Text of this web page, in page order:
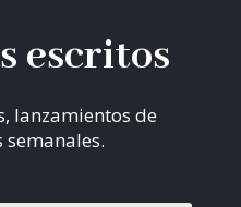
escritos
lanzamientos de
semanales.